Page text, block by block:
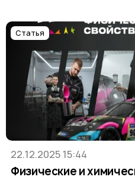
Статья
22.12.2025 15:44
Физические и